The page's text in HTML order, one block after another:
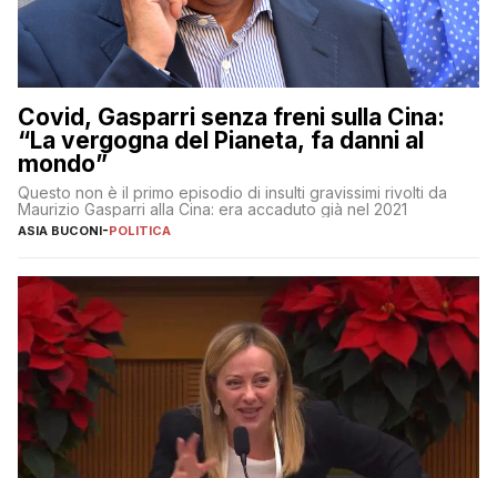
Covid, Gasparri senza freni sulla Cina:
“La vergogna del Pianeta, fa danni al
mondo”
Questo non è il primo episodio di insulti gravissimi rivolti da
Maurizio Gasparri alla Cina: era accaduto già nel 2021
ASIA BUCONI-POLITICA